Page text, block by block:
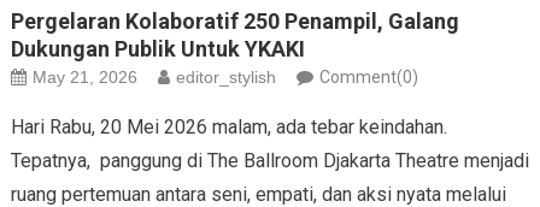
Pergelaran Kolaboratif 250 Penampil, Galang
Dukungan Publik Untuk YKAKI
May 21, 2026 editor_stylish Comment(0)
Hari Rabu, 20 Mei 2026 malam, ada tebar keindahan.
Tepatnya, panggung di The Ballroom Djakarta Theatre menjadi
ruang pertemuan antara seni, empati, dan aksi nyata melalui